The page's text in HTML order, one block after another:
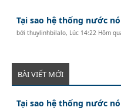
Tại sao hệ thống nước
bởithuylinhbilalo, Lúc 14:22 Hôm
BÀI VIẾT MỚI
Tại sao hệ thống nước